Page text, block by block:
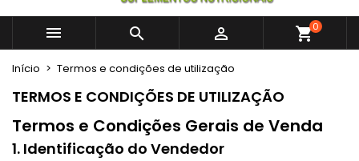
   shopping_cart0
Início Termos e condições de utilização
TERMOS E CONDIÇÕES DE UTILIZAÇÃO
Termos e Condições Gerais de Venda
1. Identificação do Vendedor